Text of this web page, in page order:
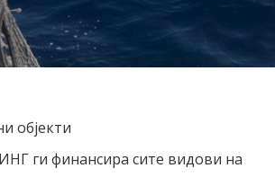
објекти
ги финансира сите видови на